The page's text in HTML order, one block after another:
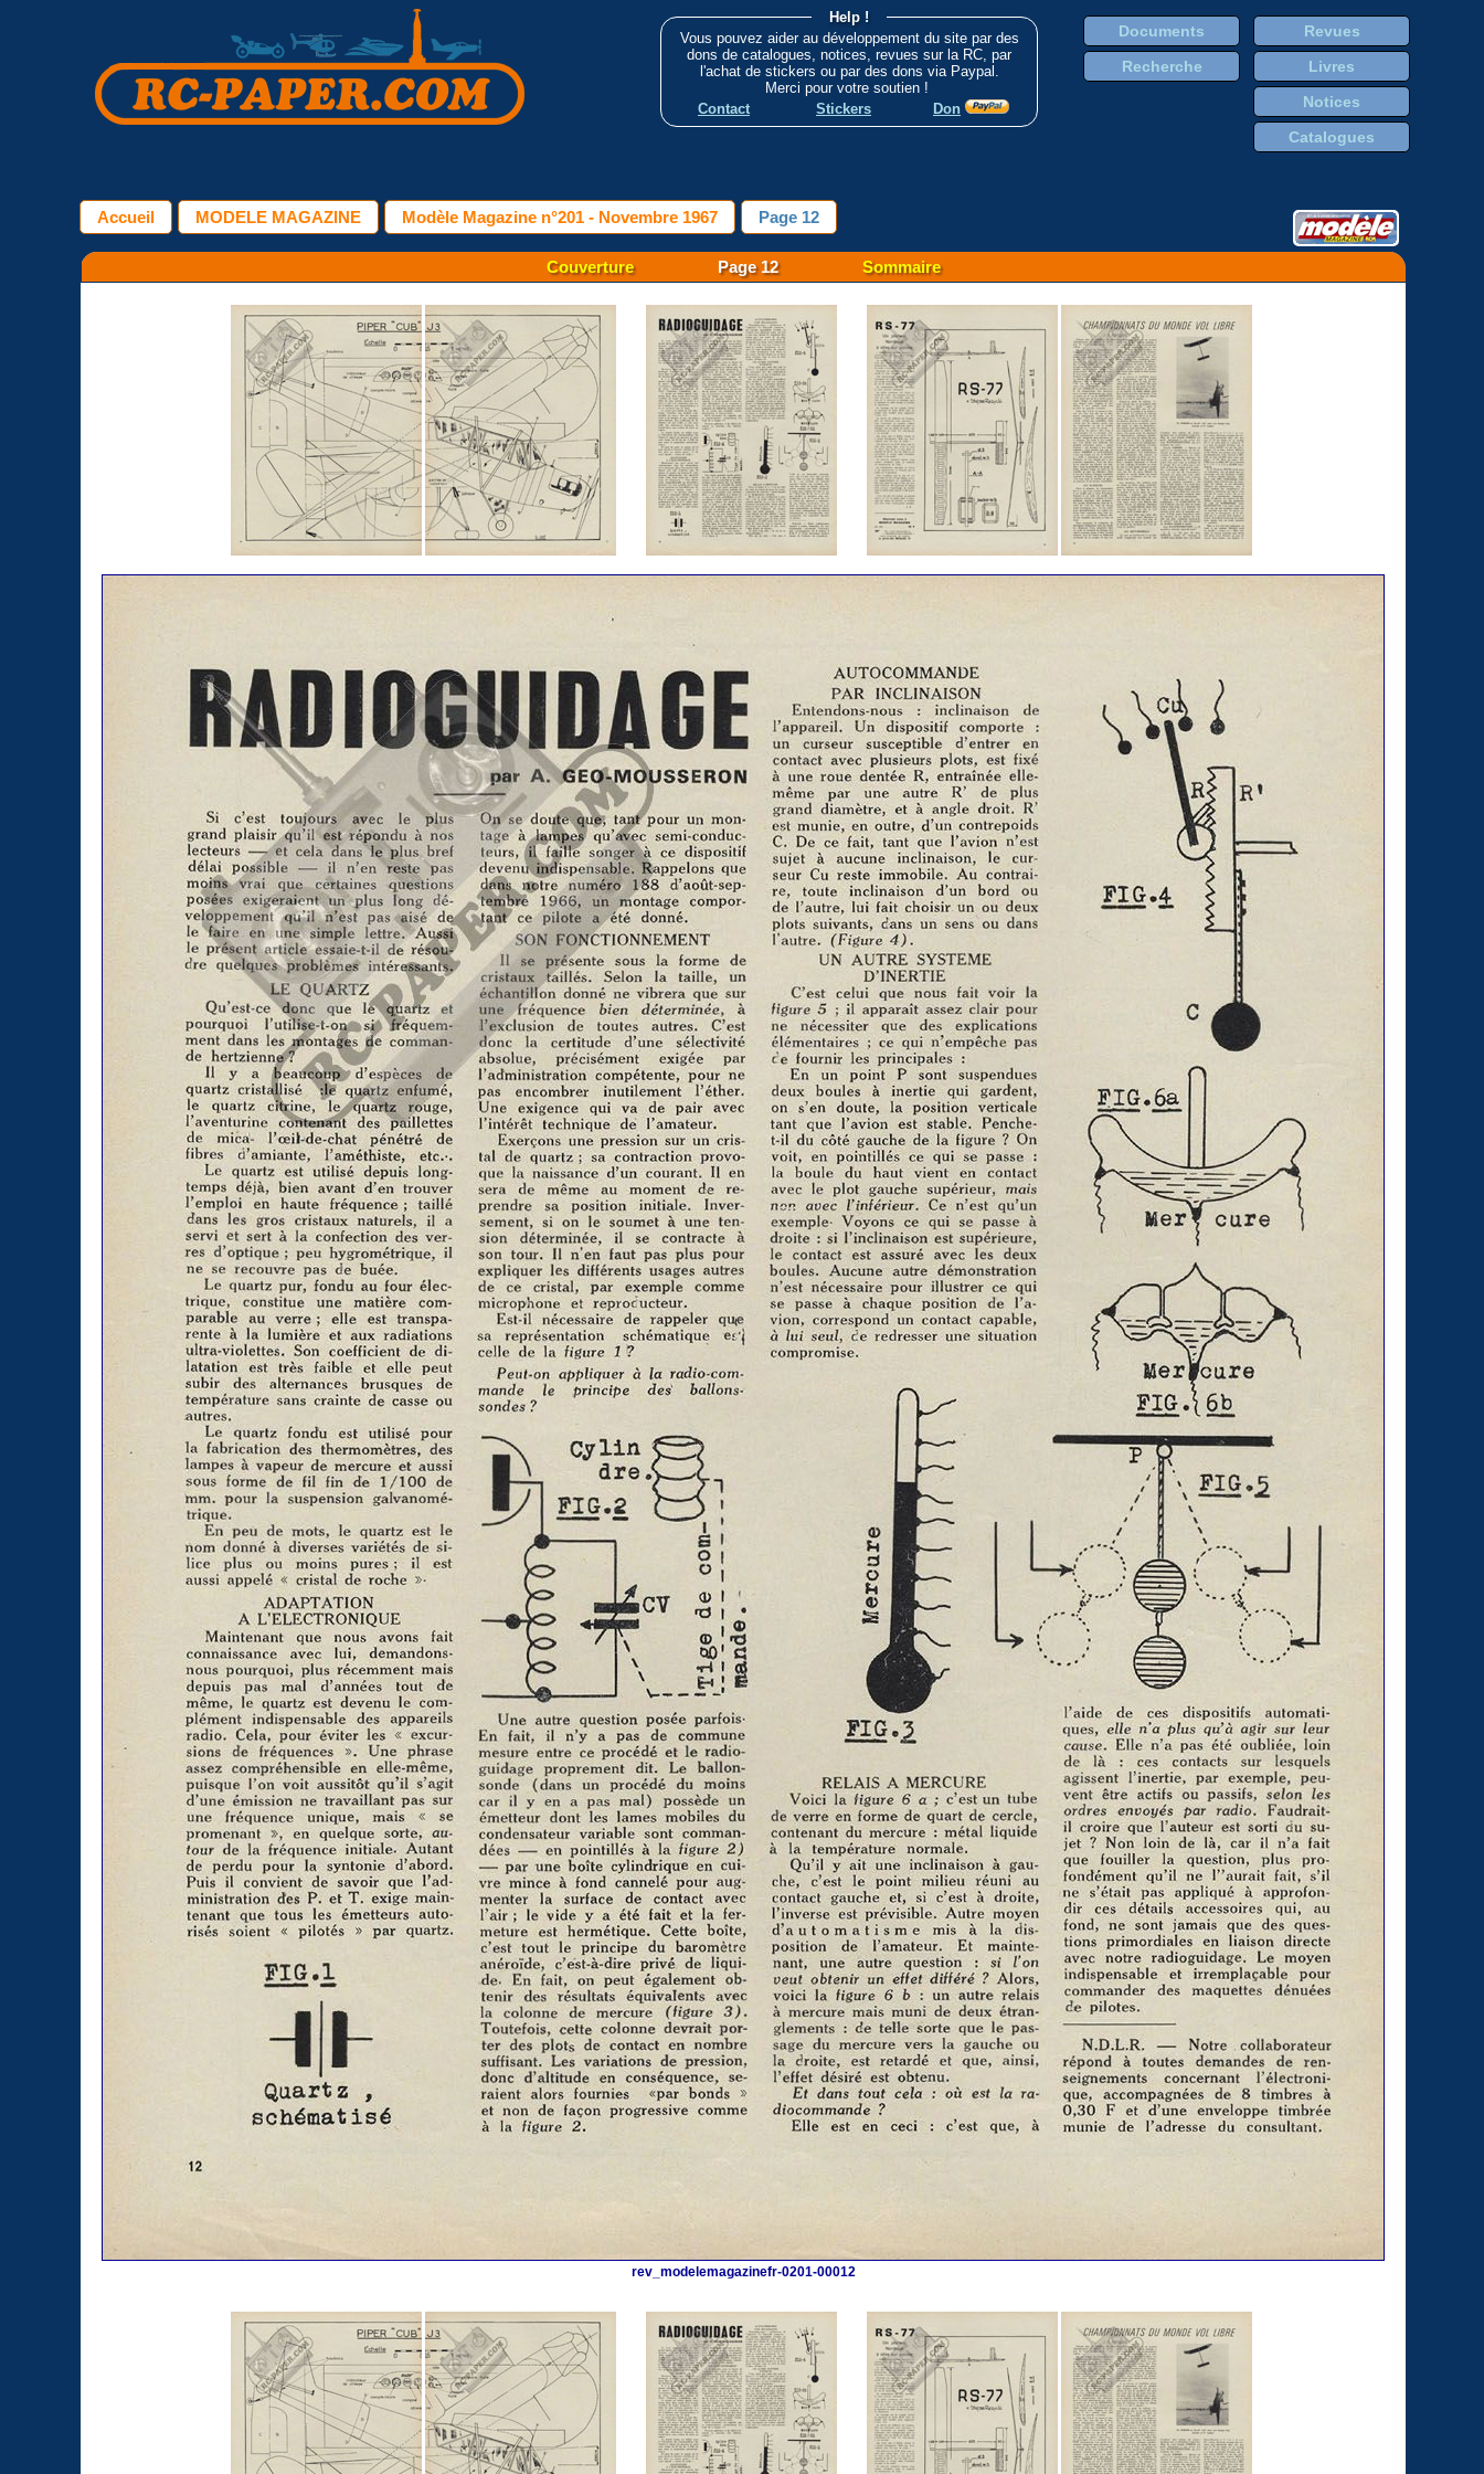
Help !
Vous pouvez aider au développement du site par des
dons de catalogues, notices, revues sur la RC, par
l'achat de stickers ou par des dons via Paypal.
Merci pour votre soutien !
Contact
Stickers Don
Documents
Recherche
Revues
Livres
Notices
Catalogues
Accueil MODELE MAGAZINE Modèle Magazine n°201 - Novembre 1967 Page 12
CouverturePage 12 Sommaire
rev_modelemagazinefr-0201-00012